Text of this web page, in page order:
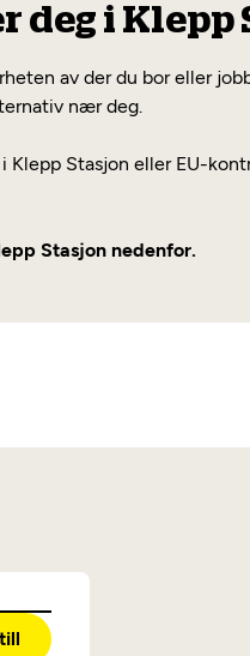
i Klepp
av der du bor eller
nær deg.
Klepp Stasjon eller EU-
Stasjon nedenfor.